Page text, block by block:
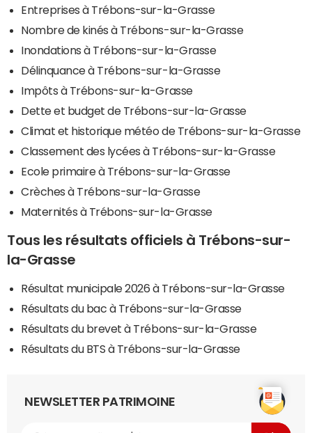
Entreprises à Trébons-sur-la-Grasse
Nombre de kinés à Trébons-sur-la-Grasse
Inondations à Trébons-sur-la-Grasse
Délinquance à Trébons-sur-la-Grasse
Impôts à Trébons-sur-la-Grasse
Dette et budget de Trébons-sur-la-Grasse
Climat et historique météo de Trébons-sur-la-Grasse
Classement des lycées à Trébons-sur-la-Grasse
Ecole primaire à Trébons-sur-la-Grasse
Crèches à Trébons-sur-la-Grasse
Maternités à Trébons-sur-la-Grasse
Tous les résultats officiels à Trébons-sur-
la-Grasse
Résultat municipale 2026 à Trébons-sur-la-Grasse
Résultats du bac à Trébons-sur-la-Grasse
Résultats du brevet à Trébons-sur-la-Grasse
Résultats du BTS à Trébons-sur-la-Grasse
NEWSLETTER PATRIMOINE